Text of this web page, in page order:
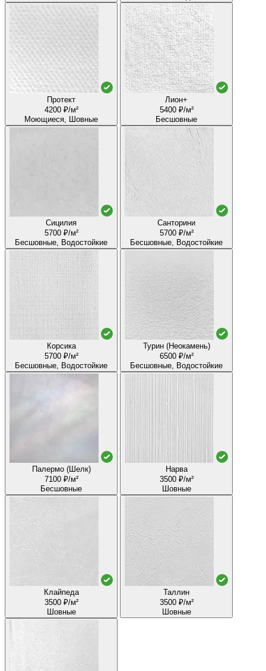
Протект
4200 ₽/м²
Моющиеся, Шовные
Лион+
5400 ₽/м²
Бесшовные
Сицилия
5700 ₽/м²
Бесшовные, Водостойкие
Санторини
5700 ₽/м²
Бесшовные, Водостойкие
Корсика
5700 ₽/м²
Бесшовные, Водостойкие
Турин (Неокамень)
6500 ₽/м²
Бесшовные, Водостойкие
Палермо (Шелк)
7100 ₽/м²
Бесшовные
Нарва
3500 ₽/м²
Шовные
Клайпеда
3500 ₽/м²
Шовные
Таллин
3500 ₽/м²
Шовные